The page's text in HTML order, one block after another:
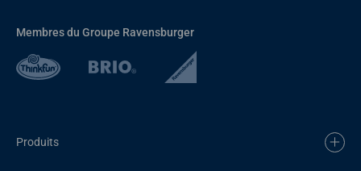
Membres du Groupe Ravensburger
Produits